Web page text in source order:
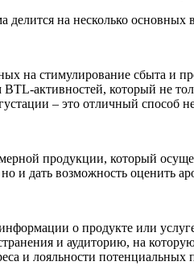
на несколько основных
на стимулирование сбыта и
активностей, который не
– это отличный
продукции, который
и дать возможность оценить
о продукте или
и аудиторию, на
и лояльности потенциальных